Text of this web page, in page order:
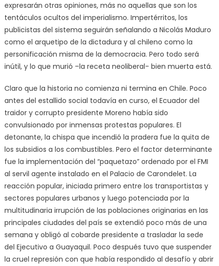
expresarán otras opiniones, más no aquellas que son los
tentáculos ocultos del imperialismo. Impertérritos, los
publicistas del sistema seguirán señalando a Nicolás Maduro
como el arquetipo de la dictadura y al chileno como la
personificación misma de la democracia. Pero todo será
inútil, y lo que murió –la receta neoliberal- bien muerta está.
Claro que la historia no comienza ni termina en Chile. Poco
antes del estallido social todavía en curso, el Ecuador del
traidor y corrupto presidente Moreno había sido
convulsionado por inmensas protestas populares. El
detonante, la chispa que incendió la pradera fue la quita de
los subsidios a los combustibles. Pero el factor determinante
fue la implementación del “paquetazo” ordenado por el FMI
al servil agente instalado en el Palacio de Carondelet. La
reacción popular, iniciada primero entre los transportistas y
sectores populares urbanos y luego potenciada por la
multitudinaria irrupción de las poblaciones originarias en las
principales ciudades del país se extendió poco más de una
semana y obligó al cobarde presidente a trasladar la sede
del Ejecutivo a Guayaquil. Poco después tuvo que suspender
la cruel represión con que había respondido al desafío y abrir